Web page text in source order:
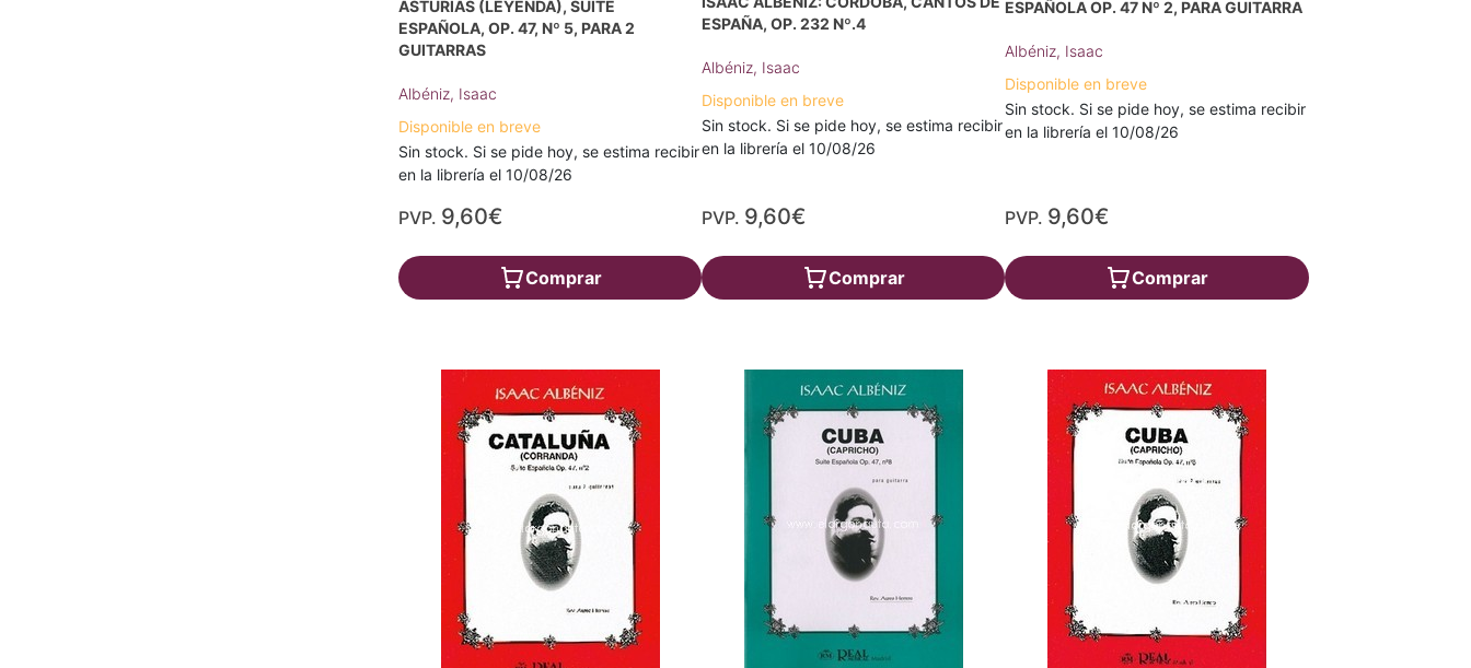
ASTURIAS (LEYENDA), SUITE
ESPAÑOLA, OP. 47, Nº 5, PARA 2
GUITARRAS
Albéniz, Isaac
Disponible en breve
Sin stock. Si se pide hoy, se estima recibir
en la librería el 10/08/26
PVP. 9,60€
Comprar
ESPAÑA, OP. 232 Nº.4
Albéniz, Isaac
Disponible en breve
Sin stock. Si se pide hoy, se estima recibir
en la librería el 10/08/26
PVP. 9,60€
Comprar
ESPAÑOLA OP. 47 Nº 2, PARA GUITARRA
Albéniz, Isaac
Disponible en breve
Sin stock. Si se pide hoy, se estima recibir
en la librería el 10/08/26
PVP. 9,60€
Comprar